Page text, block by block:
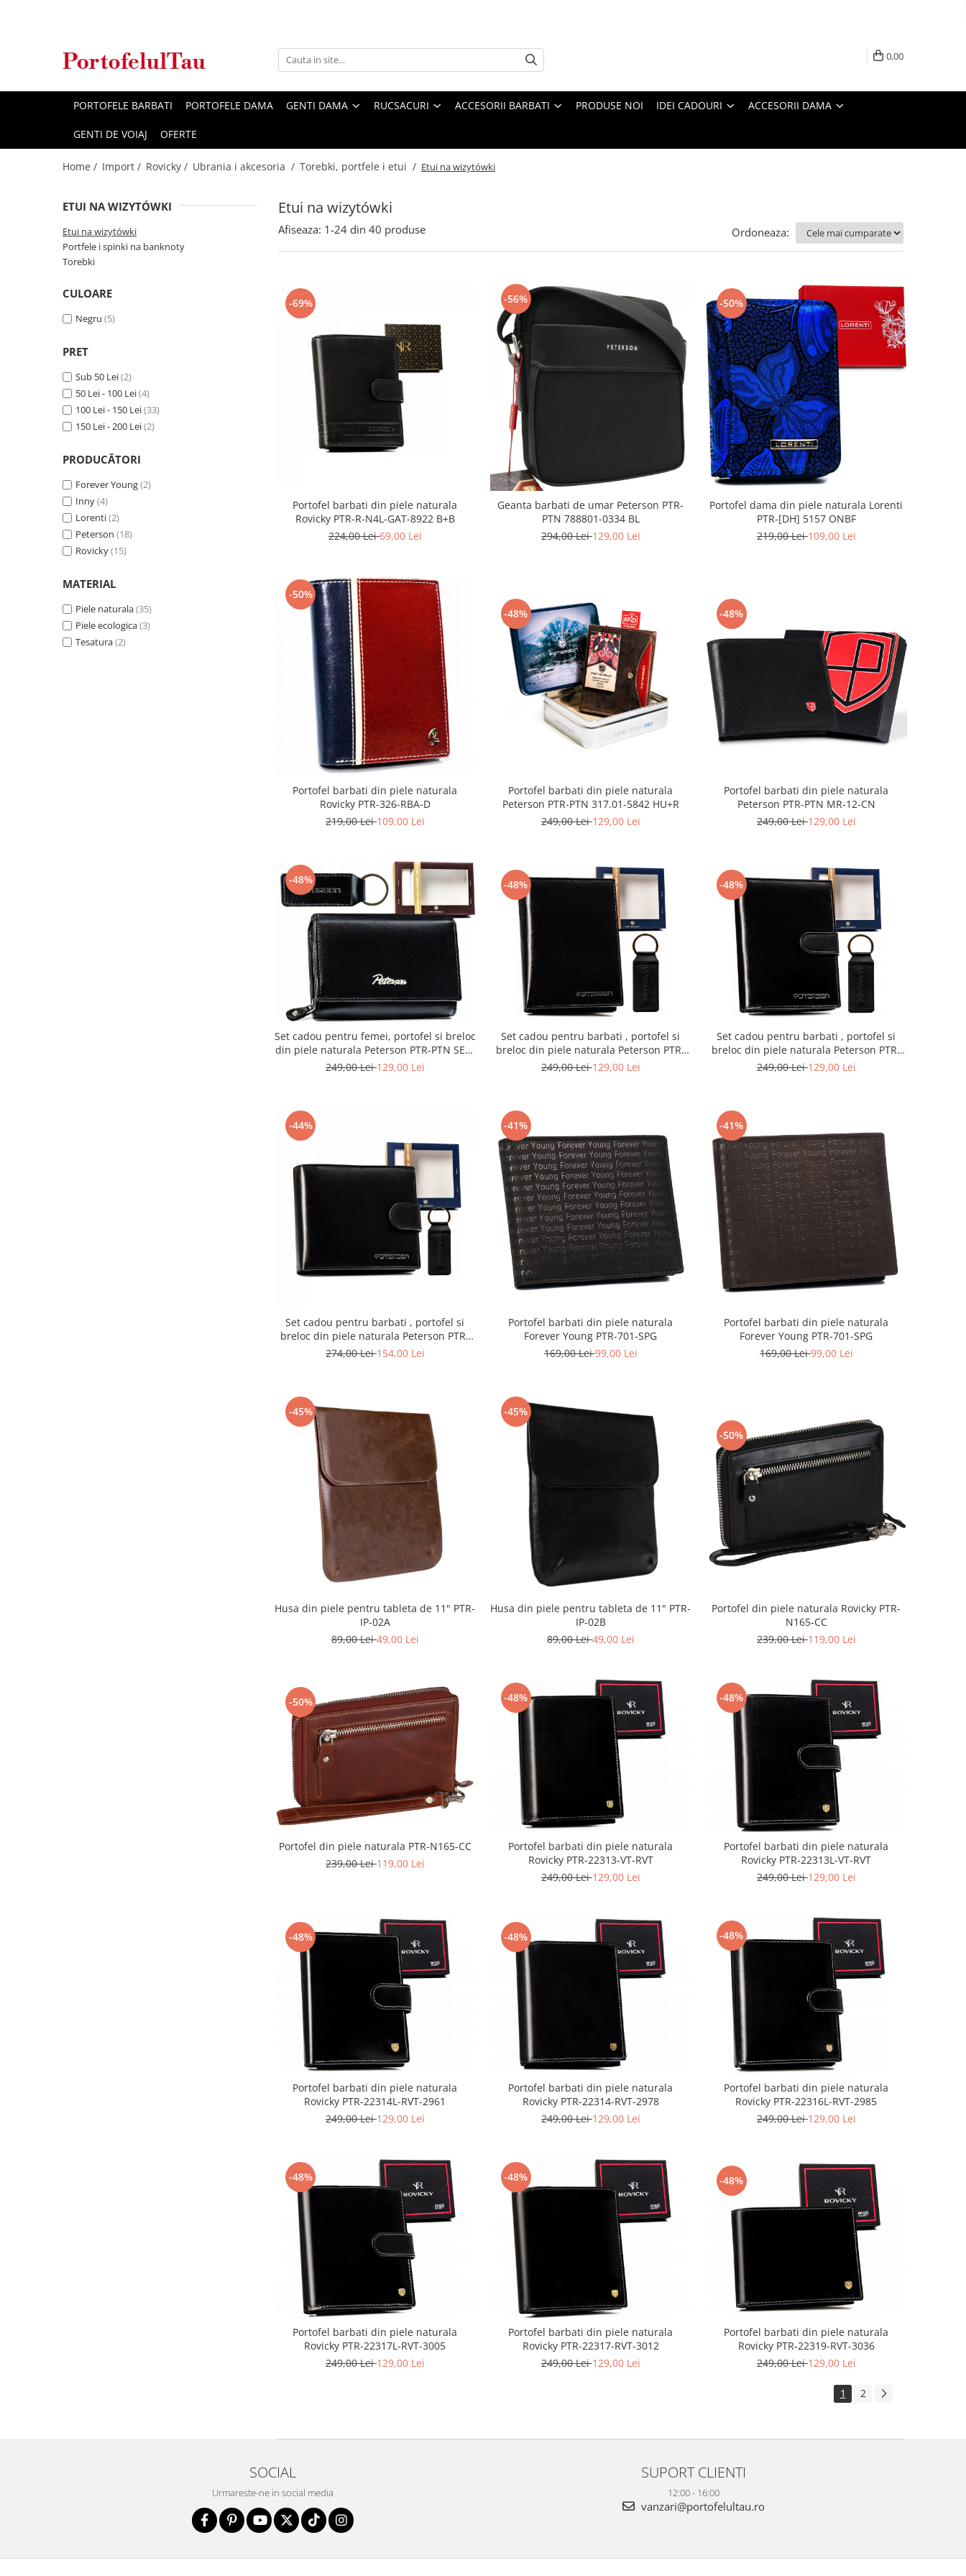
Clutch / Posete Plic
Genti multifunctionale mamici
Rucsacuri Barbati
Curele Barbati
Cadouri pentru femei
Borsete Dama
0,00
PORTOFELE BARBATI PORTOFELE DAMA GENTI DAMA RUCSACURI ACCESORII BARBATI PRODUSE NOI IDEI CADOURI ACCESORII DAMA
GENTI DE VOIAJ OFERTE
Home / Import / Rovicky / Ubrania i akcesoria / Torebki, portfele i etui / Etui na wizytówki
Etui na wizytówki
ETUI NA WIZYTÓWKI
Etui na wizytówki
Portfele i spinki na banknoty
Torebki
CULOARE
Negru (5)
PRET
Sub 50 Lei(2)
50 Lei - 100 Lei(4)
100 Lei - 150 Lei(33)
150 Lei - 200 Lei(2)
PRODUCĂTORI
Forever Young(2)
Inny(4)
Lorenti(2)
Peterson (18)
Rovicky(15)
MATERIAL
Piele naturala(35)
Piele ecologica(3)
Tesatura(2)
Afiseaza: 1-24 din 40 produse Ordoneaza:
-69%
Portofel barbati din piele naturala
Rovicky PTR-R-N4L-GAT-8922 B+B
224,00 Lei69,00 Lei
-56%
Geanta barbati de umar Peterson PTR-
PTN 788801-0334 BL
294,00 Lei129,00 Lei
-50%
Portofel dama din piele naturala Lorenti
PTR-[DH] 5157 ONBF
219,00 Lei109,00 Lei
-50%
Portofel barbati din piele naturala
Rovicky PTR-326-RBA-D
219,00 Lei109,00 Lei
-48%
Portofel barbati din piele naturala
Peterson PTR-PTN 317.01-5842 HU+R
249,00 Lei129,00 Lei
-48%
Portofel barbati din piele naturala
Peterson PTR-PTN MR-12-CN
249,00 Lei129,00 Lei
-48%
Set cadou pentru femei, portofel si breloc
din piele naturala Peterson PTR-PTN SET-
D-02-KCS
249,00 Lei129,00 Lei
-48%
Set cadou pentru barbati , portofel si
breloc din piele naturala Peterson PTR-
PTN SET-M-N4-KCS
249,00 Lei129,00 Lei
-48%
Set cadou pentru barbati , portofel si
breloc din piele naturala Peterson PTR-
PTN SET-M-N4L-KCS
249,00 Lei129,00 Lei
-44%
Set cadou pentru barbati , portofel si
breloc din piele naturala Peterson PTR-
PTN SET-M-N992L-KCS
274,00 Lei154,00 Lei
-41%
Portofel barbati din piele naturala
Forever Young PTR-701-SPG
169,00 Lei99,00 Lei
-41%
Portofel barbati din piele naturala
Forever Young PTR-701-SPG
169,00 Lei99,00 Lei
-45%
Husa din piele pentru tableta de 11" PTR-
IP-02A
89,00 Lei49,00 Lei
-45%
Husa din piele pentru tableta de 11" PTR-
IP-02B
89,00 Lei49,00 Lei
-50%
Portofel din piele naturala Rovicky PTR-
N165-CC
239,00 Lei119,00 Lei
-50%
Portofel din piele naturala PTR-N165-CC
239,00 Lei119,00 Lei
-48%
Portofel barbati din piele naturala
Rovicky PTR-22313-VT-RVT
249,00 Lei129,00 Lei
-48%
Portofel barbati din piele naturala
Rovicky PTR-22313L-VT-RVT
249,00 Lei129,00 Lei
-48%
Portofel barbati din piele naturala
Rovicky PTR-22314L-RVT-2961
249,00 Lei129,00 Lei
-48%
Portofel barbati din piele naturala
Rovicky PTR-22314-RVT-2978
249,00 Lei129,00 Lei
-48%
Portofel barbati din piele naturala
Rovicky PTR-22316L-RVT-2985
249,00 Lei129,00 Lei
-48%
Portofel barbati din piele naturala
Rovicky PTR-22317L-RVT-3005
249,00 Lei129,00 Lei
-48%
Portofel barbati din piele naturala
Rovicky PTR-22317-RVT-3012
249,00 Lei129,00 Lei
-48%
Portofel barbati din piele naturala
Rovicky PTR-22319-RVT-3036
249,00 Lei129,00 Lei
1 2
SOCIAL
Urmareste-ne in social media
SUPORT CLIENTI
12:00 - 16:00
vanzari@portofelultau.ro